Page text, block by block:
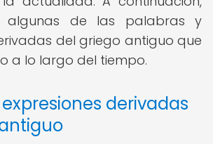
algunas de las palabras y
del griego antiguo que
a lo largo del tiempo.
derivadas